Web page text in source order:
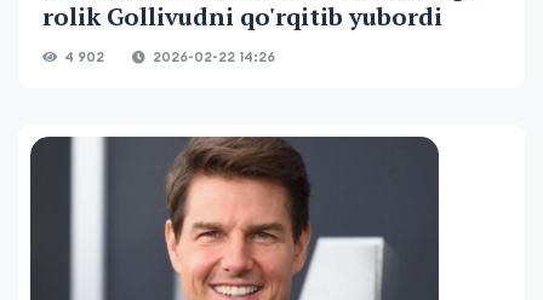
rolik Gollivudni qo'rqitib yubordi
4 902 2026-02-22 14:26